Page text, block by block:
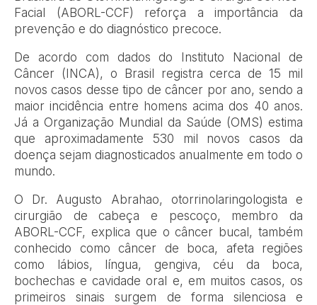
Facial (ABORL-CCF) reforça a importância da
prevenção e do diagnóstico precoce.
De acordo com dados do Instituto Nacional de
Câncer (INCA), o Brasil registra cerca de 15 mil
novos casos desse tipo de câncer por ano, sendo a
maior incidência entre homens acima dos 40 anos.
Já a Organização Mundial da Saúde (OMS) estima
que aproximadamente 530 mil novos casos da
doença sejam diagnosticados anualmente em todo o
mundo.
O Dr. Augusto Abrahao, otorrinolaringologista e
cirurgião de cabeça e pescoço, membro da
ABORL-CCF, explica que o câncer bucal, também
conhecido como câncer de boca, afeta regiões
como lábios, língua, gengiva, céu da boca,
bochechas e cavidade oral e, em muitos casos, os
primeiros sinais surgem de forma silenciosa e